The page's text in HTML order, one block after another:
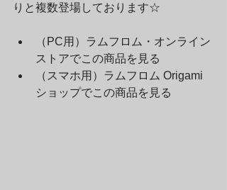
りと複数登場しております☆
（PC用）ラムフロム・オンライン
（スマホ用）ラムフロム Origami